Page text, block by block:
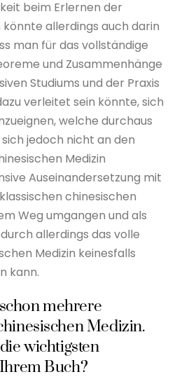
beim Erlernen der
könnte allerdings auch darin
man für das vollständige
und Zusammenhänge
Studiums und der Praxis
verleitet sein könnte, sich
welche durchaus
jedoch nicht an den
Medizin
Auseinandersetzung mit
chinesischen
Weg umgangen und als
allerdings das volle
Medizin keinesfalls
kann.
mehrere
Medizin.
wichtigsten
Buch?